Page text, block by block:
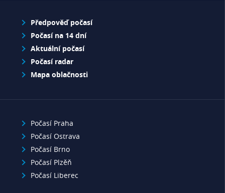
Předpověď počasí
Počasí na 14 dní
Aktuální počasí
Počasí radar
Mapa oblačnosti
Počasí Praha
Počasí Ostrava
Počasí Brno
Počasí Plzěň
Počasí Liberec